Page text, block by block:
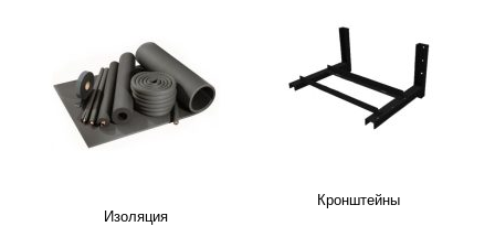
Изоляция
Кронштейны